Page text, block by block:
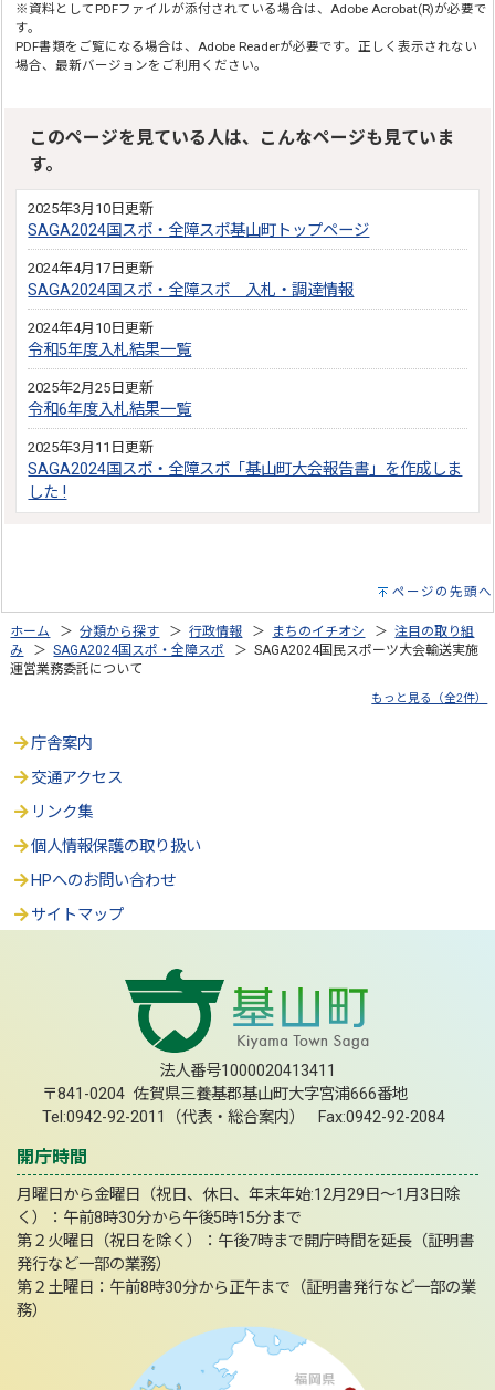
※資料としてPDFファイルが添付されている場合は、Adobe Acrobat(R)が必要で
す。
PDF書類をご覧になる場合は、Adobe Readerが必要です。正しく表示されない
場合、最新バージョンをご利用ください。
このページを見ている人は、こんなページも見ていま
す。
2025年3月10日更新
SAGA2024国スポ・全障スポ基山町トップページ
2024年4月17日更新
SAGA2024国スポ・全障スポ 入札・調達情報
2024年4月10日更新
令和5年度入札結果一覧
2025年2月25日更新
令和6年度入札結果一覧
2025年3月11日更新
SAGA2024国スポ・全障スポ「基山町大会報告書」を作成しま
した !
ページの先頭へ
ホーム ＞分類から探す ＞行政情報 ＞ まちのイチオシ ＞注目の取り組
み
＞SAGA2024国スポ・全障スポ
＞ SAGA2024国民スポーツ大会輸送実施
運営業務委託について
もっと見る（全2件）
庁舎案内
交通アクセス
リンク集
個人情報保護の取り扱い
HPへのお問い合わせ
サイトマップ
法人番号1000020413411
〒841-0204 佐賀県三養基郡基山町大字宮浦666番地
Tel:0942-92-2011（代表・総合案内） Fax:0942-92-2084
開庁時間
月曜日から金曜日（祝日、休日、年末年始:12月29日～1月3日除
く）：午前8時30分から午後5時15分まで
第２火曜日（祝日を除く）：午後7時まで開庁時間を延長（証明書
発行など一部の業務）
第２土曜日：午前8時30分から正午まで（証明書発行など一部の業
務）